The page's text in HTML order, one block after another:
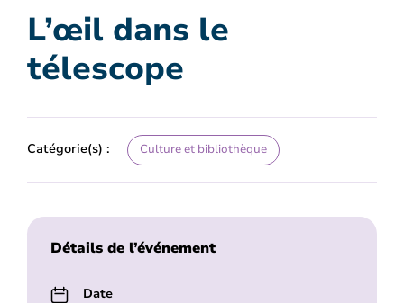
L’œil dans le
télescope
Catégorie(s) : Culture et bibliothèque
Détails de l’événement
Date